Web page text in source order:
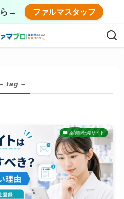
ら→ ファルマスタッフ
– tag –
薬剤師転職サイト